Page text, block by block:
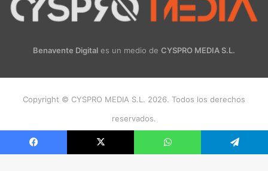
Benavente Digital es un medio de CYSPRO MEDIA S.L.
Copyright © CYSPRO MEDIA S.L. 2026. Todos los derechos
reservados.
Instagram
Facebook X WhatsApp Telegram